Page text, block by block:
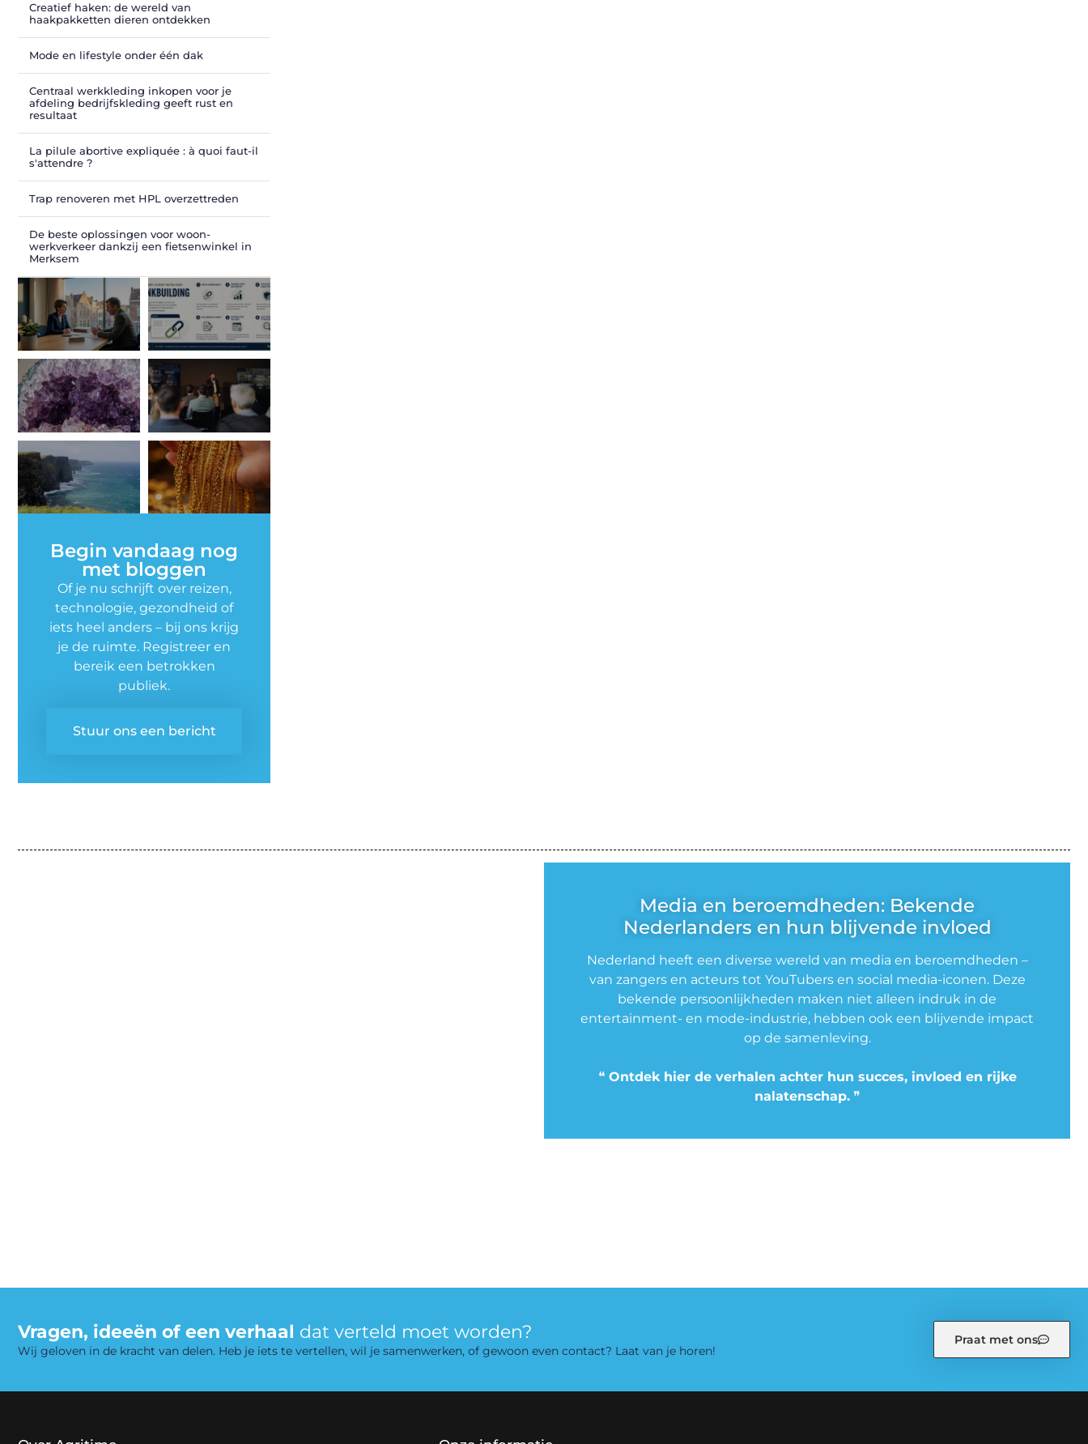
Creatief haken: de wereld van
haakpakketten dieren ontdekken
Mode en lifestyle onder één dak
Centraal werkkleding inkopen voor je
afdeling bedrijfskleding geeft rust en
resultaat
La pilule abortive expliquée : à quoi faut-il
s'attendre ?
Trap renoveren met HPL overzettreden
De beste oplossingen voor woon-
werkverkeer dankzij een fietsenwinkel in
Merksem
Begin vandaag nog
met bloggen
Of je nu schrijft over reizen,
technologie, gezondheid of
iets heel anders – bij ons krijg
je de ruimte. Registreer en
bereik een betrokken
publiek.
Stuur ons een bericht
Media en beroemdheden: Bekende
Nederlanders en hun blijvende invloed
Nederland heeft een diverse wereld van media en beroemdheden –
van zangers en acteurs tot YouTubers en social media-iconen. Deze
bekende persoonlijkheden maken niet alleen indruk in de
entertainment- en mode-industrie, hebben ook een blijvende impact
op de samenleving.
❝ Ontdek hier de verhalen achter hun succes, invloed en rijke
nalatenschap.❞
Vragen, ideeën of een verhaal dat verteld moet worden?
Wij geloven in de kracht van delen. Heb je iets te vertellen, wil je samenwerken, of gewoon even contact? Laat van je horen!
Praat met ons